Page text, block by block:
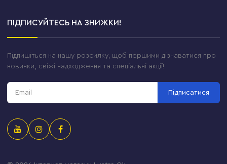
ПІДПИСУЙТЕСЬ НА ЗНИЖКИ!
Підпишіться на нашу розсилку, щоб першими дізнаватися про
новинки, свіжі надходження та спеціальні акції!
Підписатися